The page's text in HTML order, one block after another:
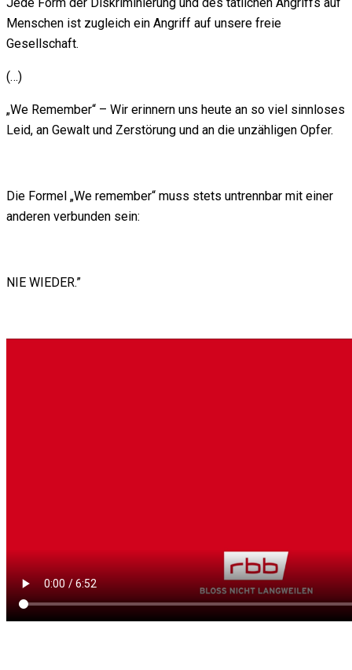
Menschen ist zugleich ein Angriff auf unsere freie
Gesellschaft.
(…)
„We Remember“ – Wir erinnern uns heute an so viel sinnloses
Leid, an Gewalt und Zerstörung und an die unzähligen Opfer.
Die Formel „We remember“ muss stets untrennbar mit einer
anderen verbunden sein:
NIE WIEDER.”